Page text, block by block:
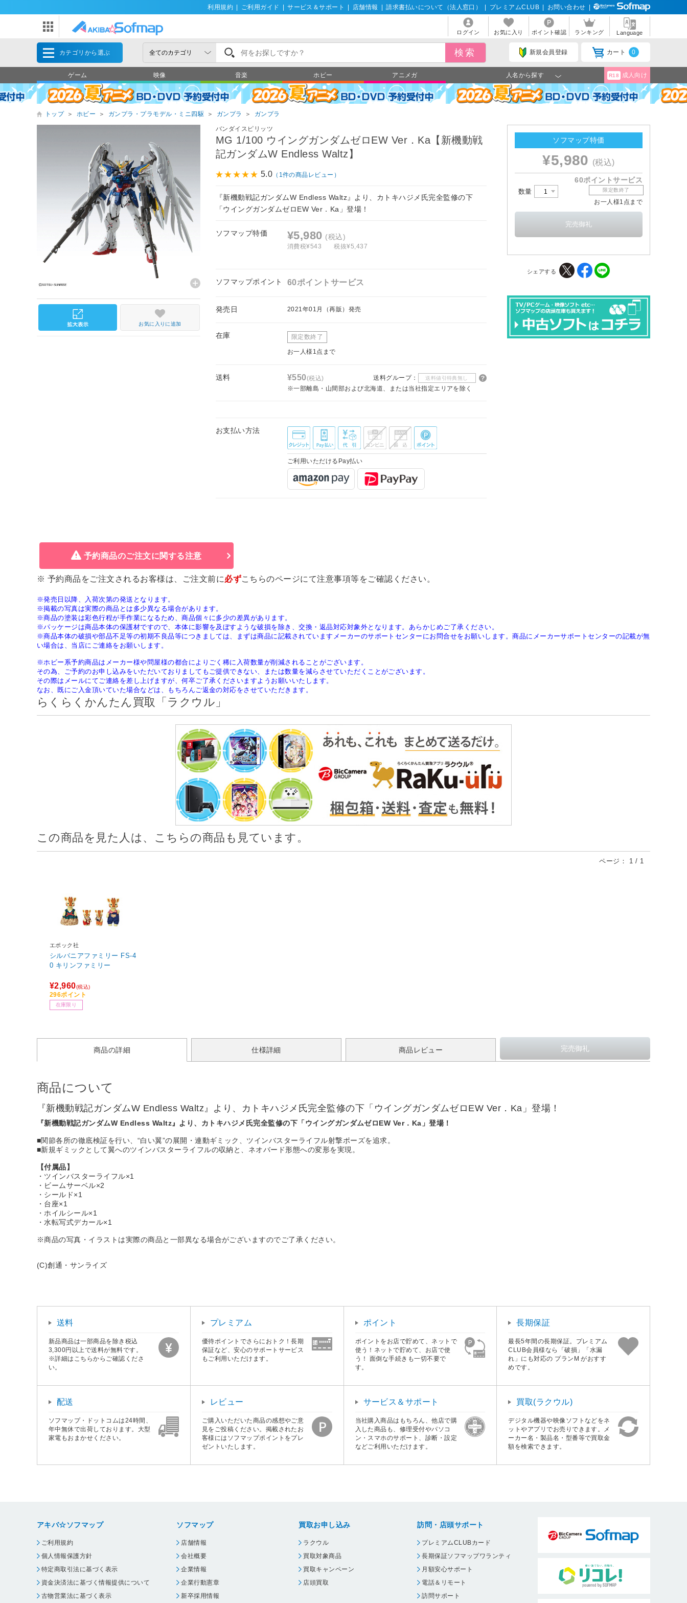
利用規約 ご利用ガイド サービス＆サポート 店舗情報 請求書払いについて（法人窓口） プレミアムCLUB お問い合わせ
ログイン お気に入り ポイント確認 ランキング Language
カテゴリから選ぶ 新規会員登録 カート 0
ゲーム 映像 音楽 ホビー アニメガ 人名から探す R18 成人向け
トップ ＞ ホビー ＞ ガンプラ・プラモデル・ミニ四駆 ＞ ガンプラ ＞ ガンプラ
バンダイスピリッツ
MG 1/100 ウイングガンダムゼロEW Ver．Ka【新機動戦
記ガンダムW Endless Waltz】
5.0 （1件の商品レビュー）
『新機動戦記ガンダムW Endless Waltz』より、カトキハジメ氏完全監修の下
「ウイングガンダムゼロEW Ver．Ka」登場！
ソフマップ特価 ¥5,980 (税込)
消費税¥543 税抜¥5,437
ソフマップポイント 60ポイントサービス
発売日 2021年01月（再販）発売
在庫 限定数終了
お一人様1点まで
送料 ¥550(税込) 送料グループ： 送料値引特典無し
※一部離島・山間部および北海道、または当社指定エリアを除く
お支払い方法
ご利用いただけるPay払い
お気に入りに追加
ソフマップ特価
¥5,980 (税込)
60ポイントサービス
数量 限定数終了
お一人様1点まで
シェアする
予約商品のご注文に関する注意
※ 予約商品をご注文されるお客様は、ご注文前に必ずこちらのページにて注意事項等をご確認ください。
※発売日以降、入荷次第の発送となります。
※掲載の写真は実際の商品とは多少異なる場合があります。
※商品の塗装は彩色行程が手作業になるため、商品個々に多少の差異があります。
※パッケージは商品本体の保護材ですので、本体に影響を及ぼすような破損を除き、交換・返品対応対象外となります。あらかじめご了承ください。
※商品本体の破損や部品不足等の初期不良品等につきましては、まずは商品に記載されていますメーカーのサポートセンターにお問合せをお願いします。商品にメーカーサポートセンターの記載が無
い場合は、当店にご連絡をお願いします。
※ホビー系予約商品はメーカー様や問屋様の都合によりごく稀に入荷数量が削減されることがございます。
その為、ご予約のお申し込みをいただいておりましてもご提供できない、または数量を減らさせていただくことがございます。
その際はメールにてご連絡を差し上げますが、何卒ご了承くださいますようお願いいたします。
なお、既にご入金頂いていた場合などは、もちろんご返金の対応をさせていただきます。
らくらくかんたん買取「ラクウル」
この商品を見た人は、こちらの商品も見ています。
ページ： 1 / 1
エポック社
シルバニアファミリー FS-4
0 キリンファミリー
¥2,960(税込)
296ポイント
在庫限り
商品の詳細 仕様詳細 商品レビュー
商品について
『新機動戦記ガンダムW Endless Waltz』より、カトキハジメ氏完全監修の下「ウイングガンダムゼロEW Ver．Ka」登場！
『新機動戦記ガンダムW Endless Waltz』より、カトキハジメ氏完全監修の下「ウイングガンダムゼロEW Ver．Ka」登場！
■関節各所の徹底検証を行い、“白い翼”の展開・連動ギミック、ツインバスターライフル射撃ポーズを追求。
■新規ギミックとして翼へのツインバスターライフルの収納と、ネオバード形態への変形を実現。
【付属品】
・ツインバスターライフル×1
・ビームサーベル×2
・シールド×1
・台座×1
・ホイルシール×1
・水転写式デカール×1
※商品の写真・イラストは実際の商品と一部異なる場合がございますのでご了承ください。
(C)創通・サンライズ
送料
新品商品は一部商品を除き税込
3,300円以上で送料が無料です。
※詳細はこちらからご確認くださ
い。
プレミアム
優待ポイントでさらにおトク！長期
保証など、安心のサポートサービス
もご利用いただけます。
ポイント
ポイントをお店で貯めて、ネットで
使う！ネットで貯めて、お店で使
う！ 面倒な手続きも一切不要で
す。
長期保証
最長5年間の長期保証。プレミアム
CLUB会員様なら「破損」「水漏
れ」にも対応の プランM がおすす
めです。
配送
ソフマップ・ドットコムは24時間、
年中無休で出荷しております。大型
家電もおまかせください。
レビュー
ご購入いただいた商品の感想やご意
見をご投稿ください。掲載されたお
客様にはソフマップポイントをプレ
ゼントいたします。
サービス＆サポート
当社購入商品はもちろん、他店で購
入した商品も、修理受付やパソコ
ン・スマホのサポート、診断・設定
などご利用いただけます。
買取(ラクウル)
デジタル機器や映像ソフトなどをネ
ットやアプリでお売りできます。メ
ーカー名・製品名・型番等で買取金
額を検索できます。
アキバ☆ソフマップ
ご利用規約
個人情報保護方針
特定商取引法に基づく表示
資金決済法に基づく情報提供について
古物営業法に基づく表示
ソフマップ
店舗情報
会社概要
企業情報
企業行動憲章
新卒採用情報
買取お申し込み
ラクウル
買取対象商品
買取キャンペーン
店頭買取
訪問・店頭サポート
プレミアムCLUBカード
長期保証ソフマップワランティ
月額安心サポート
電話＆リモート
訪問サポート